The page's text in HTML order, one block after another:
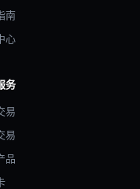
南
心
务
易
易
品